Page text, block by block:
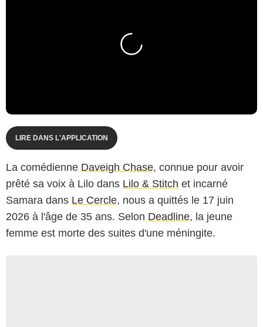
LIRE DANS L'APPLICATION
La comédienne Daveigh Chase, connue pour avoir
prêté sa voix à Lilo dans Lilo & Stitch et incarné
Samara dans Le Cercle, nous a quittés le 17 juin
2026 à l'âge de 35 ans. Selon Deadline, la jeune
femme est morte des suites d'une méningite.